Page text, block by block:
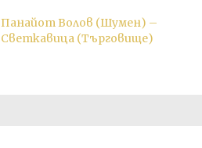
Панайот Волов (Шумен) –
Светкавица (Търговище)